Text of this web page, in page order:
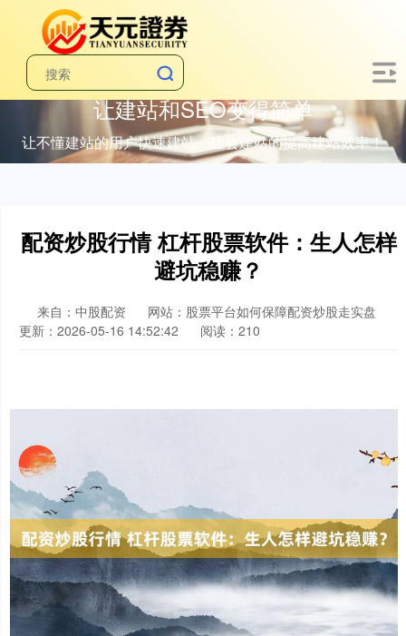
让建站和SEO变得简单
让不懂建站的用户快速建站，让会建站的提高建站效率！
配资炒股行情 杠杆股票软件：生人怎样
避坑稳赚？
来自：中股配资
网站：股票平台如何保障配资炒股走实盘
更新：2026-05-16 14:52:42
阅读：210